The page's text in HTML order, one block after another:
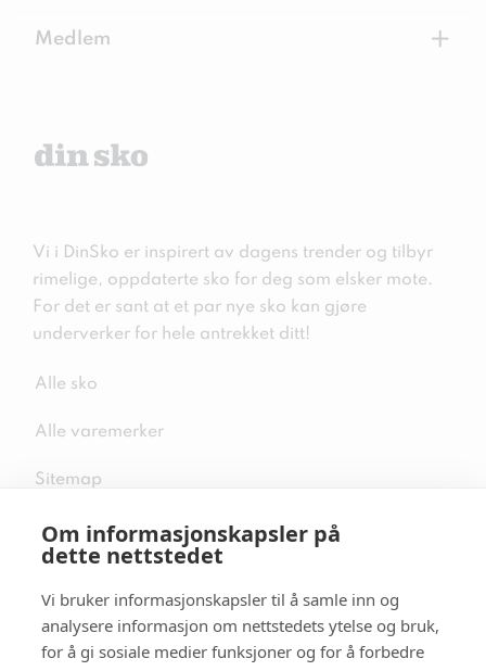
Om informasjonskapsler på
dette nettstedet
Vi bruker informasjonskapsler til å samle inn og
analysere informasjon om nettstedets ytelse og bruk,
for å gi sosiale medier funksjoner og for å forbedre
Medlem +
Vi i DinSko er inspirert av dagens trender og tilbyr
rimelige, oppdaterte sko for deg som elsker mote.
For det er sant at et par nye sko kan gjøre
underverker for hele antrekket ditt!
Alle sko
Alle varemerker
Sitemap
Følg oss i sosiale medier